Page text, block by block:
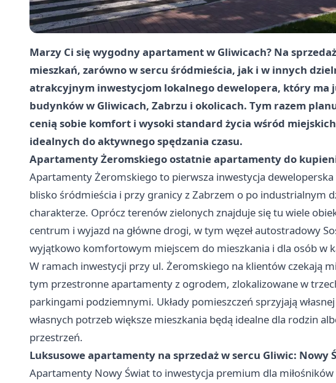
Marzy Ci się wygodny apartament w Gliwicach? Na
mieszkań, zarówno w sercu śródmieścia, jak i w innych
atrakcyjnym inwestycjom lokalnego dewelopera, który ma
budynków w Gliwicach, Zabrzu i okolicach. Tym razem
cenią sobie komfort i wysoki standard życia wśród
idealnych do aktywnego spędzania czasu.
Apartamenty Żeromskiego ostatnie apartamenty do
Apartamenty Żeromskiego to pierwsza inwestycja deweloperska
blisko śródmieścia i przy granicy z Zabrzem o po industrialnym
charakterze. Oprócz terenów zielonych znajduje się tu wiele
centrum i wyjazd na główne drogi, w tym węzeł autostradowy
wyjątkowo komfortowym miejscem do mieszkania i dla osób w
W ramach inwestycji przy ul. Żeromskiego na klientów czekają
tym przestronne apartamenty z ogrodem, zlokalizowane w
parkingami podziemnymi. Układy pomieszczeń sprzyjają
własnych potrzeb większe mieszkania będą idealne dla rodzin
przestrzeń.
Luksusowe apartamenty na sprzedaż w sercu Gliwic: Nowy
Apartamenty Nowy Świat to inwestycja premium dla